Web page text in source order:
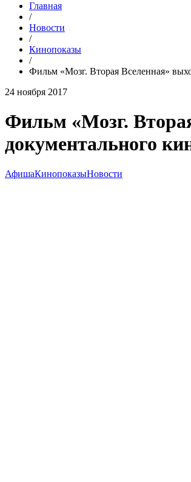
Главная
/
Новости
/
Кинопоказы
/
Фильм «Мозг. Вторая Вселенная»
24 ноября 2017
Фильм «Мозг.
документального
АфишаКинопоказыНовости